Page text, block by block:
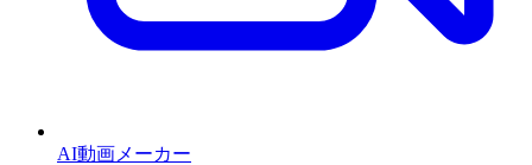
AI動画メーカー